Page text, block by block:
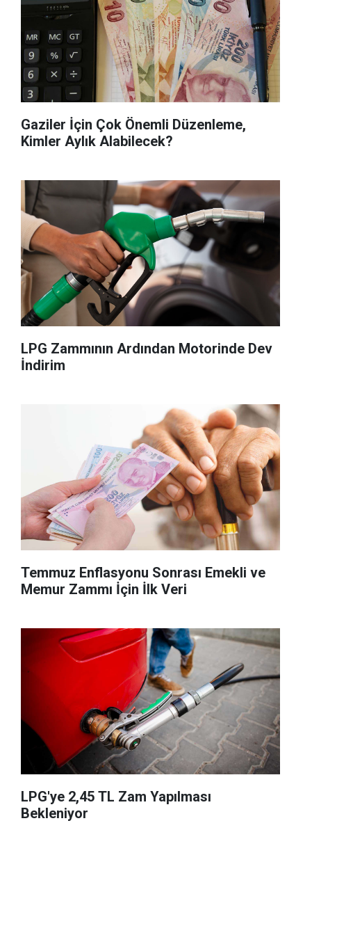
Gaziler İçin Çok Önemli Düzenleme,
Kimler Aylık Alabilecek?
LPG Zammının Ardından Motorinde Dev
İndirim
Temmuz Enflasyonu Sonrası Emekli ve
Memur Zammı İçin İlk Veri
LPG'ye 2,45 TL Zam Yapılması
Bekleniyor